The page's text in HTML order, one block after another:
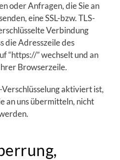
oder Anfragen, die Sie an
eine SSL-bzw. TLS-
Verbindung
die Adresszeile des
“https://” wechselt und an
Browserzeile.
Verschlüsselung aktiviert ist,
an uns übermitteln, nicht